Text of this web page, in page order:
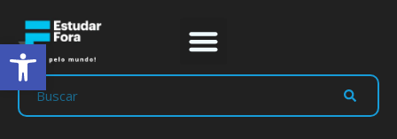
Abrir a barra de ferramentas